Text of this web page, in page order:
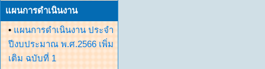
แผนการดำเนินงาน
• แผนการดำเนินงาน ประจำ
ปีงบประมาณ พ.ศ.2566 เพิ่ม
เติม ฉบับที่ 1